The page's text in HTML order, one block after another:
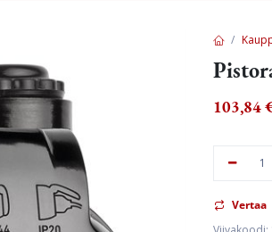
103,84
Vertaa